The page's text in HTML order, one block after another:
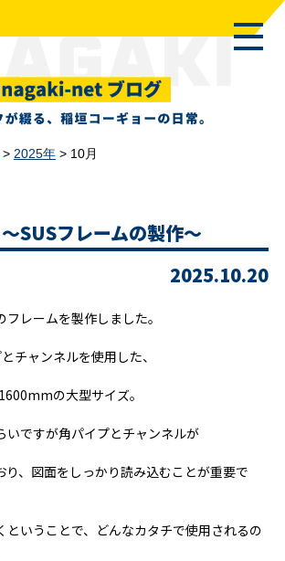
2025年> 10月
SUSフレームの製作～
2025.10.20
レームを製作しました。
チャンネルを使用した、
の大型サイズ。
いですが角パイプとチャンネルが
り、図面をしっかり読み込むことが重要で
ということで、どんなカタチで使用されるの